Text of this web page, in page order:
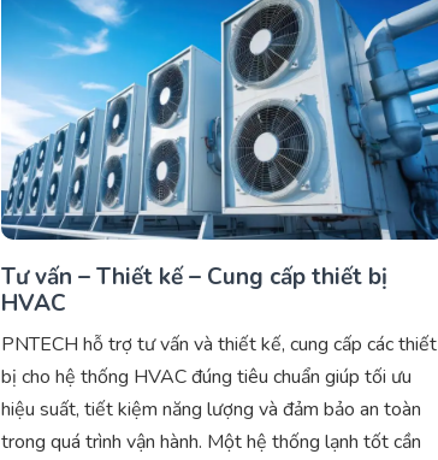
Tư vấn – Thiết kế – Cung cấp thiết bị
HVAC
PNTECH hỗ trợ tư vấn và thiết kế, cung cấp các thiết
bị cho hệ thống HVAC đúng tiêu chuẩn giúp tối ưu
hiệu suất, tiết kiệm năng lượng và đảm bảo an toàn
trong quá trình vận hành. Một hệ thống lạnh tốt cần